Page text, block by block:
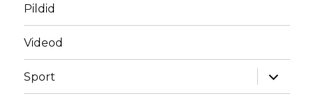
Pildid
Videod
Sport
laienda